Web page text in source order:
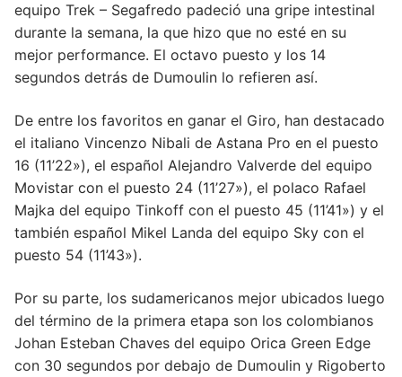
equipo Trek – Segafredo padeció una gripe intestinal
durante la semana, la que hizo que no esté en su
mejor performance. El octavo puesto y los 14
segundos detrás de Dumoulin lo refieren así.
De entre los favoritos en ganar el Giro, han destacado
el italiano Vincenzo Nibali de Astana Pro en el puesto
16 (11’22»), el español Alejandro Valverde del equipo
Movistar con el puesto 24 (11’27»), el polaco Rafael
Majka del equipo Tinkoff con el puesto 45 (11’41») y el
también español Mikel Landa del equipo Sky con el
puesto 54 (11’43»).
Por su parte, los sudamericanos mejor ubicados luego
del término de la primera etapa son los colombianos
Johan Esteban Chaves del equipo Orica Green Edge
con 30 segundos por debajo de Dumoulin y Rigoberto